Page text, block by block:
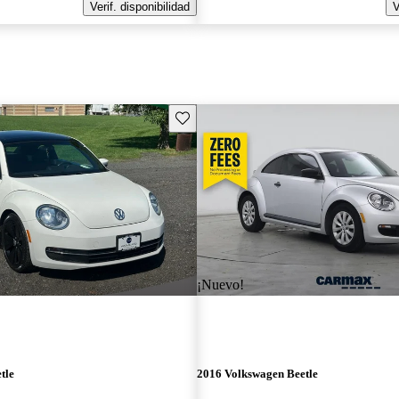
Verif. disponibilidad
Guarda este Aviso
¡Nuevo!
2016 Volkswagen Beetle